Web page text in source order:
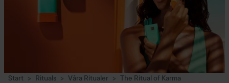
Start Rituals Våra Ritualer The Ritual of Karma